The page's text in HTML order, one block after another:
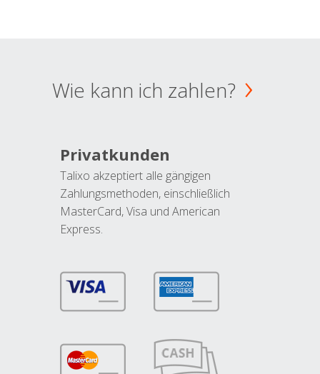
Wie kann ich zahlen?
Privatkunden
Talixo akzeptiert alle gängigen
Zahlungsmethoden, einschließlich
MasterCard, Visa und American
Express.